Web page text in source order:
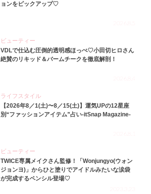
ョンをピックアップ♡
ビューティー
VDLで仕込む圧倒的透明感ほっぺ♡小田切ヒロさん
絶賛のリキッド＆バームチークを徹底解剖！
ライフスタイル
【2026年8／1(土)〜8／15(土)】運気UPの12星座
別“ファッションアイテム”占い-itSnap Magazine-
ビューティー
TWICE専属メイクさん監修！「Wonjungyo(ウォン
ジョンヨ)」からひと塗りでアイドルみたいな涙袋
が完成するペンシル登場♡